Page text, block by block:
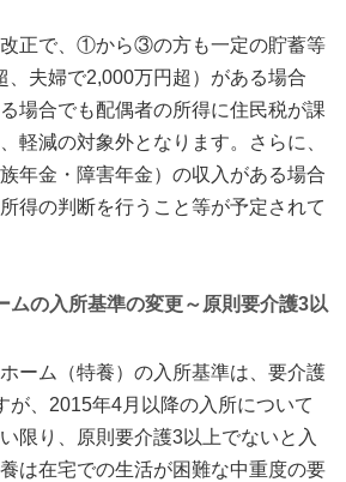
改正で、①から③の方も一定の貯蓄等
、夫婦で2,000万円超）がある場合
場合でも配偶者の所得に住民税が課
軽減の対象外となります。さらに、
年金・障害年金）の収入がある場合
得の判断を行うこと等が予定されて
ムの入所基準の変更～原則要介護3以
ーム（特養）の入所基準は、要介護
が、2015年4月以降の入所について
限り、原則要介護3以上でないと入
は在宅での生活が困難な中重度の要